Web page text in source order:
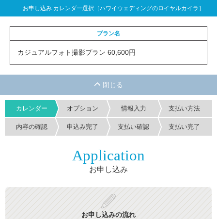
お申し込み カレンダー選択［ハワイウェディングのロイヤルカイラ］
プラン名
カジュアルフォト撮影プラン 60,600円
カレンダー オプション 情報入力 支払い方法
内容の確認 申込み完了 支払い確認 支払い完了
Application
お申し込み
お申し込みの流れ